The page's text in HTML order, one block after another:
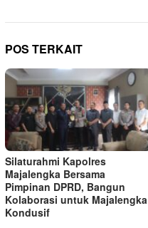
POS TERKAIT
Silaturahmi Kapolres
Majalengka Bersama
Pimpinan DPRD, Bangun
Kolaborasi untuk Majalengka
Kondusif